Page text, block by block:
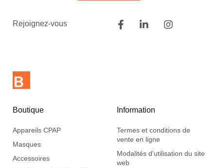
Rejoignez-vous
Boutique
Appareils CPAP
Masques
Accessoires
Information
Termes et conditions de
vente en ligne
Modalités d'utilisation du site
web